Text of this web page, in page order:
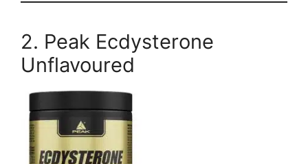
2. Peak Ecdysterone
Unflavoured